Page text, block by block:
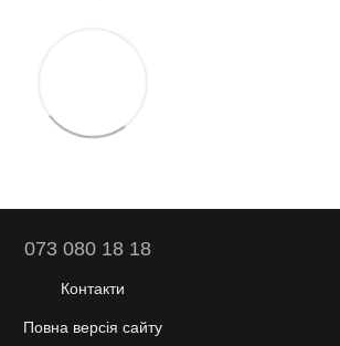
073 080 18 18
Контакти
Повна версія сайту